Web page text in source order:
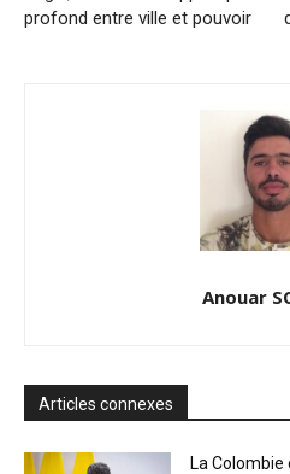
profond entre ville et pouvoir
Anouar
Articles connexes
La